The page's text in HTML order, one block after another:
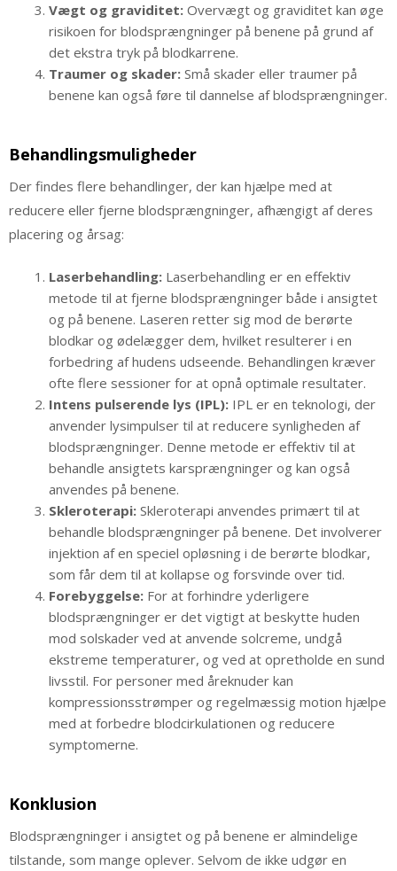
Vægt og graviditet: Overvægt og graviditet kan øge
risikoen for blodsprængninger på benene på grund af
det ekstra tryk på blodkarrene.
Traumer og skader: Små skader eller traumer på
benene kan også føre til dannelse af blodsprængninger.
Behandlingsmuligheder
Der findes flere behandlinger, der kan hjælpe med at
reducere eller fjerne blodsprængninger, afhængigt af deres
placering og årsag:
Laserbehandling: Laserbehandling er en effektiv
metode til at fjerne blodsprængninger både i ansigtet
og på benene. Laseren retter sig mod de berørte
blodkar og ødelægger dem, hvilket resulterer i en
forbedring af hudens udseende. Behandlingen kræver
ofte flere sessioner for at opnå optimale resultater.
Intens pulserende lys (IPL): IPL er en teknologi, der
anvender lysimpulser til at reducere synligheden af
blodsprængninger. Denne metode er effektiv til at
behandle ansigtets karsprængninger og kan også
anvendes på benene.
Skleroterapi: Skleroterapi anvendes primært til at
behandle blodsprængninger på benene. Det involverer
injektion af en speciel opløsning i de berørte blodkar,
som får dem til at kollapse og forsvinde over tid.
Forebyggelse: For at forhindre yderligere
blodsprængninger er det vigtigt at beskytte huden
mod solskader ved at anvende solcreme, undgå
ekstreme temperaturer, og ved at opretholde en sund
livsstil. For personer med åreknuder kan
kompressionsstrømper og regelmæssig motion hjælpe
med at forbedre blodcirkulationen og reducere
symptomerne.
Konklusion
Blodsprængninger i ansigtet og på benene er almindelige
tilstande, som mange oplever. Selvom de ikke udgør en